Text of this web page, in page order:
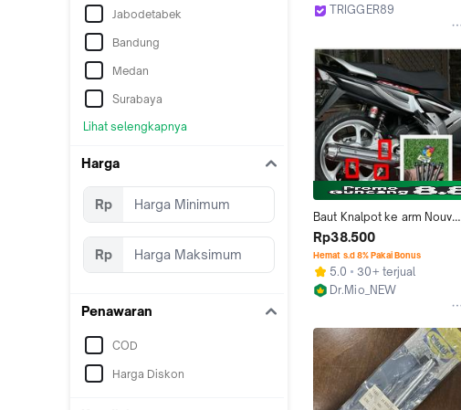
Jabodetabek
Bandung
Medan
Surabaya
Lihat selengkapnya
Harga
Rp
Rp
Penawaran
COD
Harga Diskon
TRIGGER89
Baut Knalpot ke arm Nouvo
stainles 2kunci harga
satuan
Rp38.500
Hemat s.d 8% Pakai Bonus
5.0
30+ terjual
Dr.Mio_NEW